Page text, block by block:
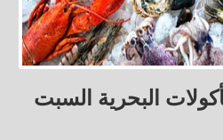
البحرية السبت